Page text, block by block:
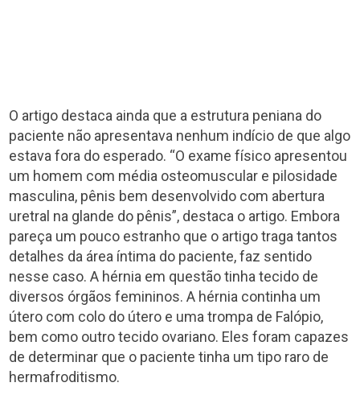
O artigo destaca ainda que a estrutura peniana do
paciente não apresentava nenhum indício de que algo
estava fora do esperado. “O exame físico apresentou
um homem com média osteomuscular e pilosidade
masculina, pênis bem desenvolvido com abertura
uretral na glande do pênis”, destaca o artigo. Embora
pareça um pouco estranho que o artigo traga tantos
detalhes da área íntima do paciente, faz sentido
nesse caso. A hérnia em questão tinha tecido de
diversos órgãos femininos. A hérnia continha um
útero com colo do útero e uma trompa de Falópio,
bem como outro tecido ovariano. Eles foram capazes
de determinar que o paciente tinha um tipo raro de
hermafroditismo.